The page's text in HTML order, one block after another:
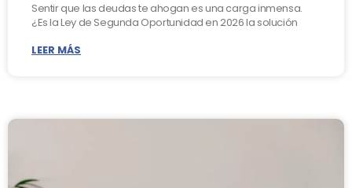
Sentir que las deudas te ahogan es una carga inmensa.
¿Es la Ley de Segunda Oportunidad en 2026 la solución
LEER MÁS